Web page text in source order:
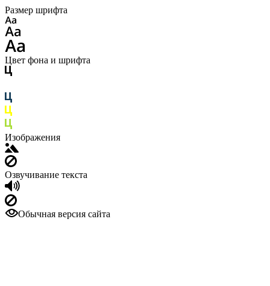
Размер шрифта
Цвет фона и шрифта
Изображения
Озвучивание текста
Обычная версия сайта